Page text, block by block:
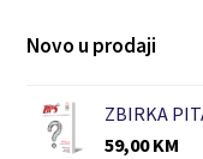
Novo u prodaji
ZBIRKA
59,00KM